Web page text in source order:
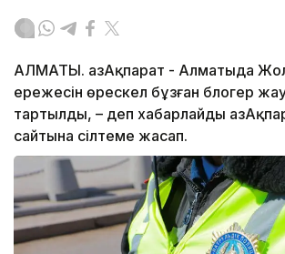
АЛМАТЫ. ҚазАқпарат - Алматыда
ережесін өрескел бұзған блогер
тартылды, – деп хабарлайды
сайтына сілтеме жасап.